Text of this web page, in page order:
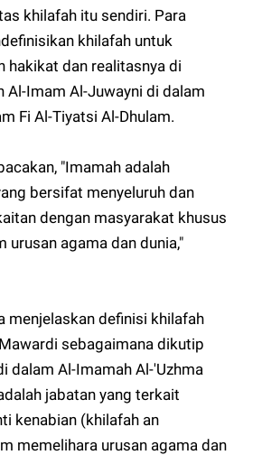
khilafah itu sendiri. Para
khilafah untuk
hakikat dan realitasnya di
Al-Imam Al-Juwayni di dalam
Fi Al-Tiyatsi Al-Dhulam.
"Imamah adalah
bersifat menyeluruh dan
dengan masyarakat khusus
urusan agama dan dunia,"
menjelaskan definisi khilafah
sebagaimana dikutip
dalam Al-Imamah Al-'Uzhma
jabatan yang terkait
kenabian (khilafah an
memelihara urusan agama dan